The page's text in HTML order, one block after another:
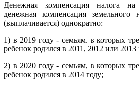
Денежная компенсация налога
денежная компенсация земельного
(выплачивается) однократно:
1) в 2019 году - семьям, в которых
ребенок родился в 2011, 2012 или 2013
2) в 2020 году - семьям, в которых
ребенок родился в 2014 году;